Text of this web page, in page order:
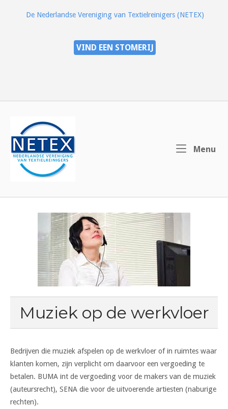
De Nederlandse Vereniging van Textielreinigers (NETEX)
VIND EEN STOMERIJ
Menu
Muziek op de werkvloer
Bedrijven die muziek afspelen op de werkvloer of in ruimtes waar
klanten komen, zijn verplicht om daarvoor een vergoeding te
betalen. BUMA int de vergoeding voor de makers van de muziek
(auteursrecht), SENA die voor de uitvoerende artiesten (naburige
rechten).